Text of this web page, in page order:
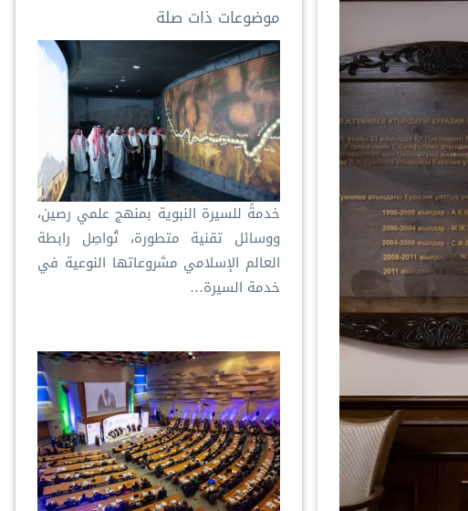
موضوعات ذات صلة
خدمةً للسيرة النبوية بمنهج علمي رصين،
ووسائل تقنية متطورة، تُواصِل رابطة
العالم الإسلامي مشروعاتها النوعية في
خدمة السيرة…